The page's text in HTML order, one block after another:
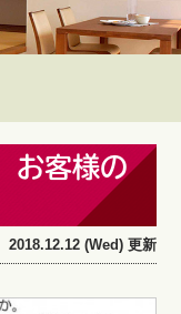
客様の
2018.12.12 (Wed) 更新